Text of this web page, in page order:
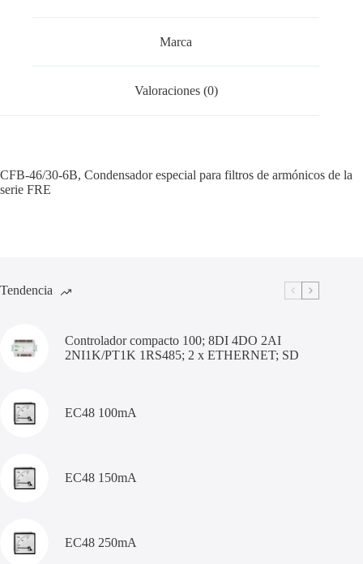
Marca
Valoraciones (0)
CFB-46/30-6B, Condensador especial para filtros de armónicos de la
serie FRE
Tendencia
Controlador compacto 100; 8DI 4DO 2AI
2NI1K/PT1K 1RS485; 2 x ETHERNET; SD
EC48 100mA
EC48 150mA
EC48 250mA